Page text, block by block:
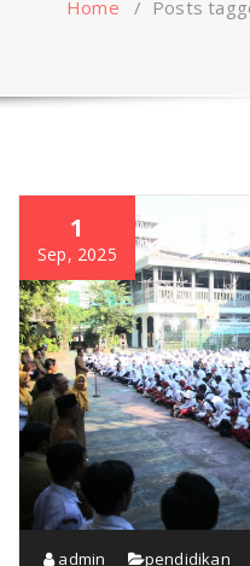
Home / Posts
1
Sep, 2025
admin pendidikan